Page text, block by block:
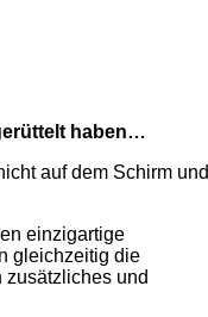
haben…
auf dem Schirm und
einzigartige
gleichzeitig die
und